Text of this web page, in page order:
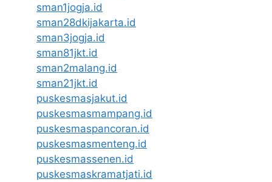
sman1jogja.id
sman28dkijakarta.id
sman3jogja.id
sman81jkt.id
sman2malang.id
sman21jkt.id
puskesmasjakut.id
puskesmasmampang.id
puskesmaspancoran.id
puskesmasmenteng.id
puskesmassenen.id
puskesmaskramatjati.id